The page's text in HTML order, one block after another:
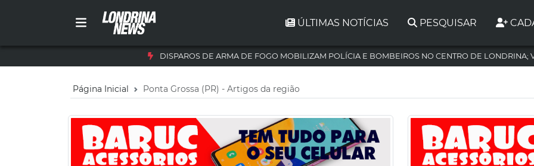
ÚLTIMAS NOTÍCIAS PESQUISAR
DISPAROS DE ARMA DE FOGO MOBILIZAM POLÍCIA E BOMBEIROS NO CENTRO DE LONDRINA;
Página Inicial Ponta Grossa (PR) - Artigos da região